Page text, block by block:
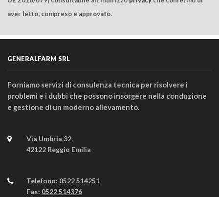
aver letto, compreso e approvato.
GENERALFARM SRL
Forniamo servizi di consulenza tecnica per risolvere i
problemi e i dubbi che possono insorgere nella conduzione
e gestione di un moderno allevamento.
Via Umbria 32
42122 Reggio Emilia
Telefono: 0522 514251
Fax: 0522 514376